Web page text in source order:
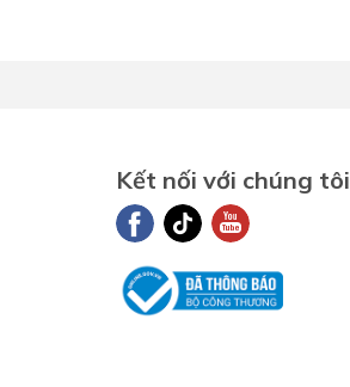
Kết nối với chúng tôi